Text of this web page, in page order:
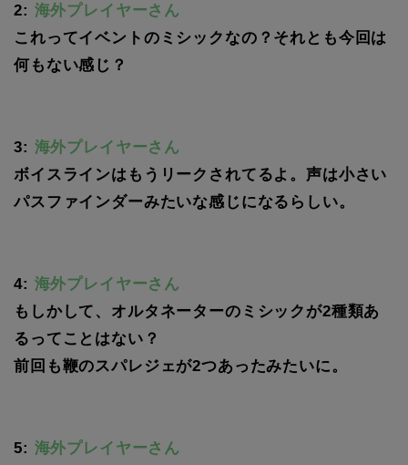
2: 海外プレイヤーさん
これってイベントのミシックなの？それとも今回は
何もない感じ？
3: 海外プレイヤーさん
ボイスラインはもうリークされてるよ。声は小さい
パスファインダーみたいな感じになるらしい。
4: 海外プレイヤーさん
もしかして、オルタネーターのミシックが2種類あ
るってことはない？
前回も鞭のスパレジェが2つあったみたいに。
5: 海外プレイヤーさん